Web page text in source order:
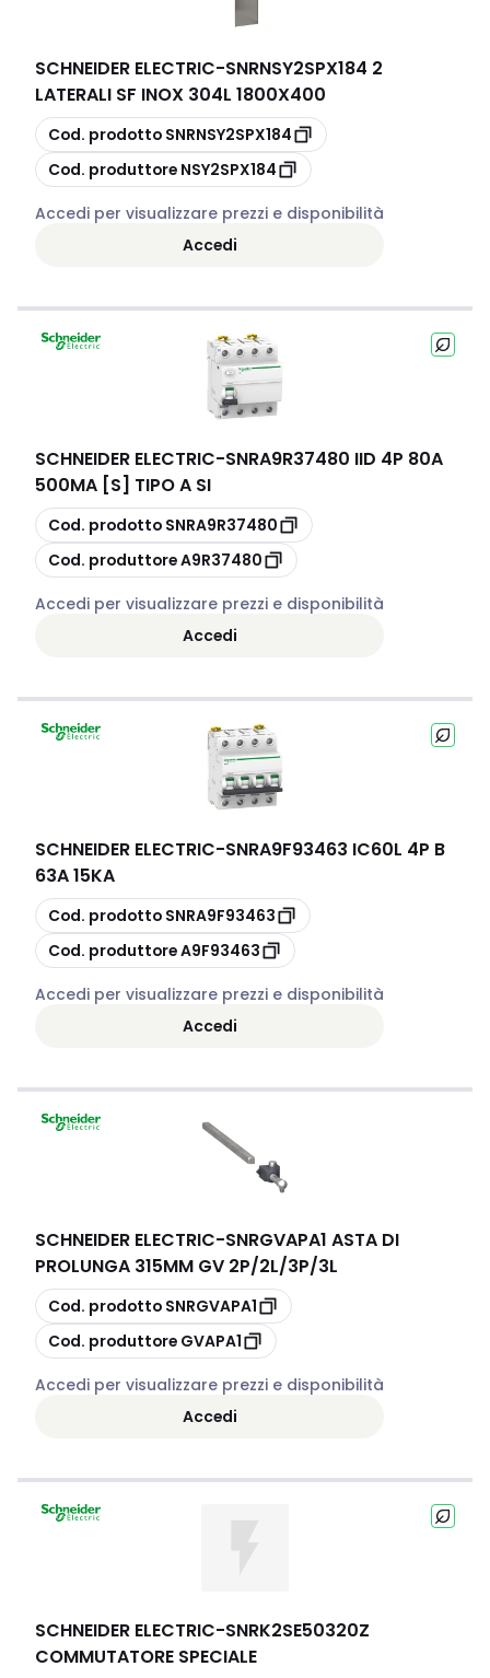
SCHNEIDER ELECTRIC-SNRNSY2SPX184 2
LATERALI SF INOX 304L 1800X400
copia
Cod. prodotto SNRNSY2SPX184
copia
Cod. produttore NSY2SPX184
Accedi per visualizzare prezzi e disponibilità
Accedi
SCHNEIDER ELECTRIC-SNRA9R37480 IID 4P 80A
500MA [S] TIPO A SI
copia
Cod. prodotto SNRA9R37480
copia
Cod. produttoreA9R37480
Accedi per visualizzare prezzi e disponibilità
Accedi
SCHNEIDER ELECTRIC-SNRA9F93463 IC60L 4P B
63A 15KA
copia
Cod. prodotto SNRA9F93463
copia
Cod. produttoreA9F93463
Accedi per visualizzare prezzi e disponibilità
Accedi
SCHNEIDER ELECTRIC-SNRGVAPA1 ASTA DI
PROLUNGA 315MM GV 2P/2L/3P/3L
copia
Cod. prodotto SNRGVAPA1
copia
Cod. produttore GVAPA1
Accedi per visualizzare prezzi e disponibilità
Accedi
SCHNEIDER ELECTRIC-SNRK2SE50320Z
COMMUTATORE SPECIALE